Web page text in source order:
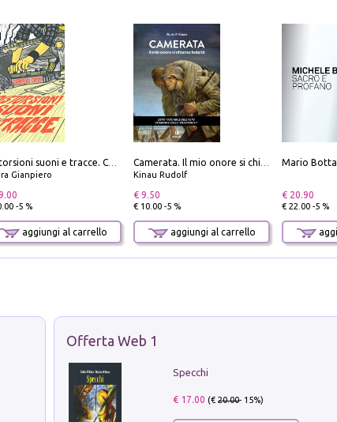
Gianpiero
-5 %
aggiungi al carrello
Kinau Rudolf
€ 9.50
€ 10.00 -5 %
aggiungi al carrello
€ 20.90
€ 22.00 -5 %
Offerta Web 1
Specchi
€ 17.00 (€20.00- 15%)